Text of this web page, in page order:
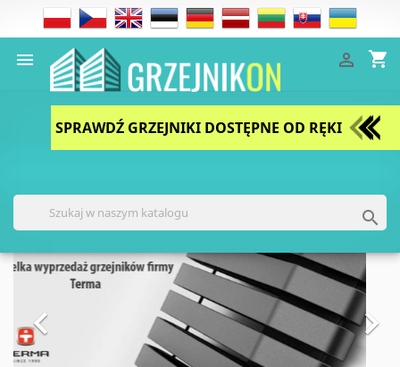
 shopping_cart

SPRAWDŹ GRZEJNIKI DOSTĘPNE OD RĘKI


Poprzedni
